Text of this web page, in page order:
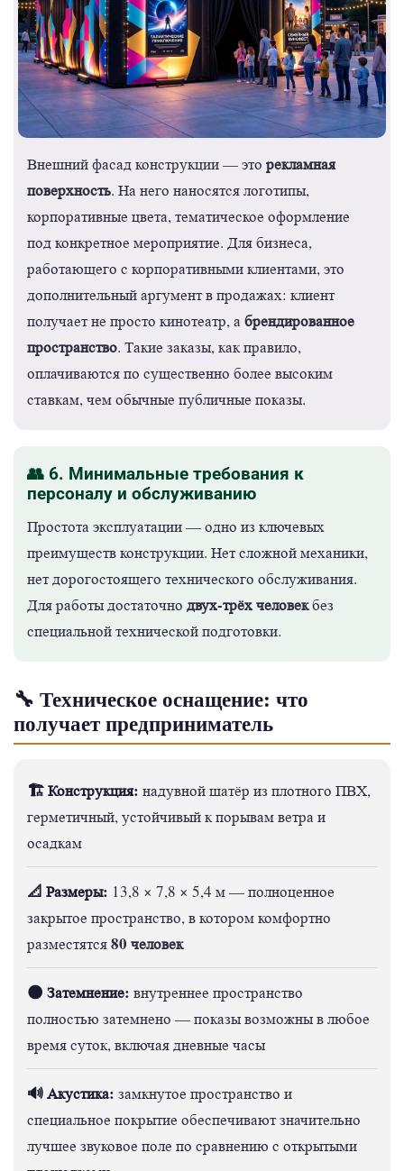
Внешний фасад конструкции — это рекламная
поверхность. На него наносятся логотипы,
корпоративные цвета, тематическое оформление
под конкретное мероприятие. Для бизнеса,
работающего с корпоративными клиентами, это
дополнительный аргумент в продажах: клиент
получает не просто кинотеатр, а брендированное
пространство. Такие заказы, как правило,
оплачиваются по существенно более высоким
ставкам, чем обычные публичные показы.
👥 6. Минимальные требования к
персоналу и обслуживанию
Простота эксплуатации — одно из ключевых
преимуществ конструкции. Нет сложной механики,
нет дорогостоящего технического обслуживания.
Для работы достаточно двух-трёх человекбез
специальной технической подготовки.
🔧 Техническое оснащение: что
получает предприниматель
🏗️ Конструкция: надувной шатёр из плотного ПВХ,
герметичный, устойчивый к порывам ветра и
осадкам
📐 Размеры: 13,8 × 7,8 × 5,4 м — полноценное
закрытое пространство, в котором комфортно
разместятся80 человек
🌑 Затемнение: внутреннее пространство
полностью затемнено — показы возможны в любое
время суток, включая дневные часы
🔊 Акустика: замкнутое пространство и
специальное покрытие обеспечивают значительно
лучшее звуковое поле по сравнению с открытыми